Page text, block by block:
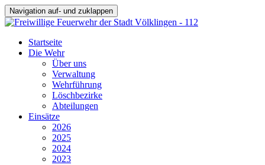
Navigation auf- und zuklappen
Startseite
Die Wehr
Über uns
Verwaltung
Wehrführung
Löschbezirke
Abteilungen
Einsätze
2026
2025
2024
2023